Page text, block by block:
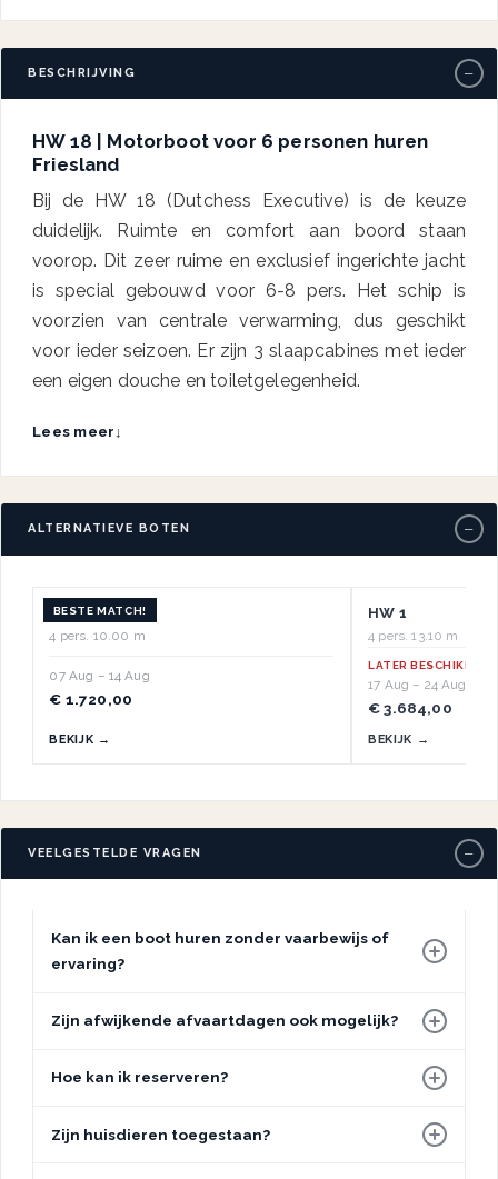
BESCHRIJVING −
HW 18 | Motorboot voor 6 personen huren
Friesland
Bij de HW 18 (Dutchess Executive) is de keuze
duidelijk. Ruimte en comfort aan boord staan
voorop. Dit zeer ruime en exclusief ingerichte jacht
is special gebouwd voor 6-8 pers. Het schip is
voorzien van centrale verwarming, dus geschikt
voor ieder seizoen. Er zijn 3 slaapcabines met ieder
een eigen douche en toiletgelegenheid.
Lees meer ↓
ALTERNATIEVE BOTEN −
BESTE MATCH!
HW 2
4 pers. ·10.00 m
07 Aug – 14 Aug
€ 1.720,00
BEKIJK →
HW 1
4 pers. ·13.10 m
LATER BESCHIKBAAR
17 Aug – 24 Aug
€ 3.684,00
BEKIJK →
VEELGESTELDE VRAGEN −
Kan ik een boot huren zonder vaarbewijs of
ervaring?
Zijn afwijkende afvaartdagen ook mogelijk?
Hoe kan ik reserveren?
Zijn huisdieren toegestaan?